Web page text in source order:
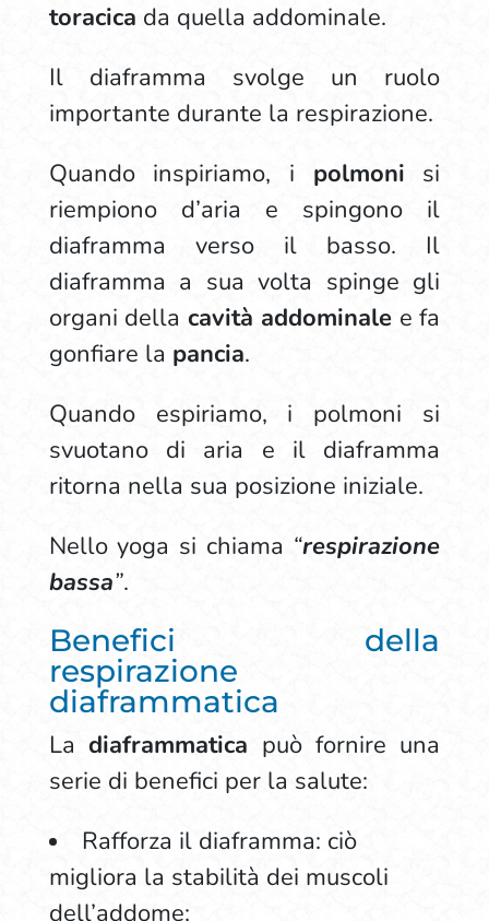
toracica da quella addominale.
Il diaframma svolge un ruolo
importante durante la respirazione.
Quando inspiriamo, i polmoni si
riempiono d’aria e spingono il
diaframma verso il basso. Il
diaframma a sua volta spinge gli
organi dellacavità addominalee fa
gonfiare la pancia.
Quando espiriamo, i polmoni
si
svuotano di aria e il diaframma
ritorna nella sua posizione iniziale.
Nello yoga si chiama “respirazione
bassa”.
Benefici della
respirazione
diaframmatica
Ladiaframmatica può fornire una
serie di benefici per la salute:
Rafforza il diaframma: ciò
migliora la stabilità dei muscoli
dell’addome;